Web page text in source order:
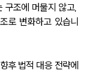
구조에 머물지 않고,
로 변화하고 있습니
후 법적 대응 전략에